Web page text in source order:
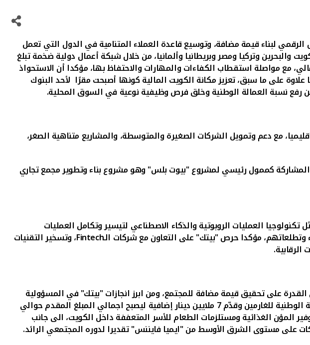
لبناء قيمة مضافة، وتوسيع قاعدة العملاء المتنامية في الدول التي تعمل
بنوك المجموعة المنتشرة في 12 دولة مختلفة أبرزها الكويت والبحرين وتركيا ومصر وبريطانيا وألمانيا، من خلال شبكة أعمال دولية ضخمة تبلغ
، مع مواصلة استقطاب الكفاءات والمهارات والاحتفاظ بها، مؤكدا أن الاستحواذ
على ما سبق، تعزيز مكانة الكويت المالية كونها أصبحت مقرًا لأحد البنوك
نسبة العمالة الوطنية وخلق فرص وظيفية نوعية في السوق المحلية.
مع دعم وتمويل الشركات الصغيرة والمتوسطة، والمشاريع متناهية الصغر،
المشاركة كممول رئيسي لمشروع "بيوت بلس" وهو مشروع بناء وتطوير مجمع تجاري
العمليات الروبوتية والذكاء الاصطناعي لتيسير وتكامل العمليات
وتطلعاتهم، مؤكدا حرص "بيتك" على التعاون مع شركات الـFintech، وتسخير التقنيات
على تحقيق قيمة مضافة للمجتمع، ومن ابرز انجازات "بيتك" في المسؤولية
الاجتماعية مبادرة إعادة إعمار سوق المباركيّة بنحو 8 ملايين دينار، وكذلك قام "بيتك" بتلبية نداء الحملة الوطنية للغارمين وقدّم 7 ملايين دينار إضافية ليصبح اجمالي المبلغ المقدم حوالي
المؤن الغذائية ومستلزمات الطعام للأسر المتعففة داخل الكويت، الى جانب
على مستوى الشرق الأوسط من "ايميا فايننس" تقديرا لدوره المجتمعي الرائد.